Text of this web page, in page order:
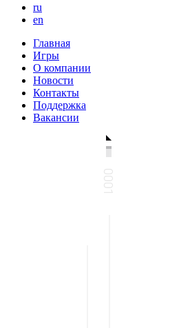
ru
en
Главная
Игры
О компании
Новости
Контакты
Поддержка
Вакансии